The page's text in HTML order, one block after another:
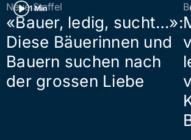
1 Min
Neue Staffel
«Bauer, ledig, sucht…»:
Diese Bäuerinnen und
Bauern suchen nach
der grossen Liebe